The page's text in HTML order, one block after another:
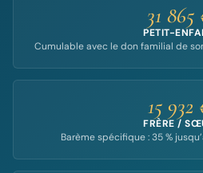
31 865
PETIT-
Cumulable avec le don familial de
15 932
FRÈRE /
Barème spécifique : 35 %